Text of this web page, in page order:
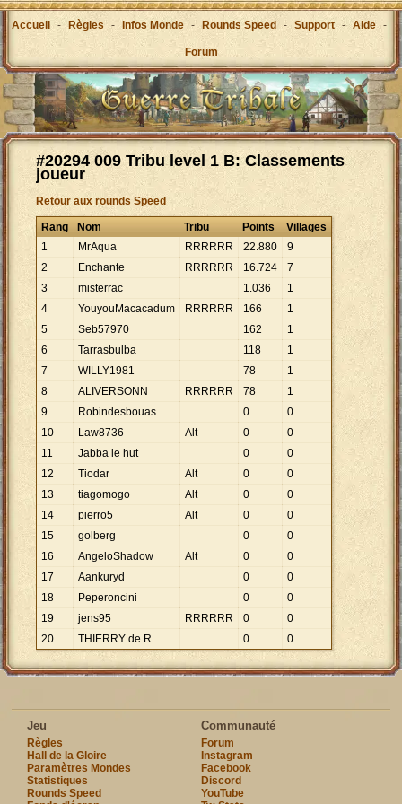
Accueil - Règles - Infos Monde - Rounds Speed - Support - Aide -
Forum
#20294 009 Tribu level 1 B: Classements
joueur
Retour aux rounds Speed
Rang Nom Tribu Points
Villages
1
MrAqua RRRRRR 22.880
9
2
Enchante RRRRRR 16.724
7
3
misterrac 1.036
1
4
YouyouMacacadum RRRRRR 166
1
5
Seb57970 162
1
6
Tarrasbulba 118
1
7
WILLY1981 78
1
8
ALIVERSONN RRRRRR 78
1
9
Robindesbouas 0
0
10
Law8736 Alt 0
0
11
Jabba le hut 0
0
12
Tiodar Alt 0
0
13
tiagomogo Alt 0
0
14
pierro5 Alt 0
0
15
golberg 0
0
16
AngeloShadow Alt 0
0
17
Aankuryd 0
0
18
Peperoncini 0
0
19
jens95 RRRRRR 0
0
20
THIERRY de R 0 0
Jeu
Règles
Hall de la Gloire
Paramètres Mondes
Statistiques
Rounds Speed
Communauté
Forum
Instagram
Facebook
Discord
YouTube